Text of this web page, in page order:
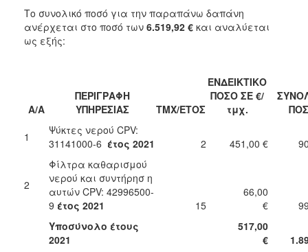
Το συνολικό ποσό για την παραπάνω δαπάνη
ανέρχεται στο ποσό των 6.519,92 € και αναλύεται
ως εξής:
Α/Α
ΠΕΡΙΓΡΑΦΗ
ΥΠΗΡΕΣΙΑΣ
ΤΜΧ/ΕΤΟΣ
ΕΝΔΕΙΚΤΙΚΟ
ΠΟΣΟ ΣΕ €/
τμχ.
1
Ψύκτες νερού CPV:
31141000-6 έτος 2021 2 451,00 €
2
Φίλτρα καθαρισμού
νερού και συντήρησ η
αυτών CPV: 42996500-
9 έτος 2021 15
66,00
€
Υποσύνολο έτους
2021
517,00
€